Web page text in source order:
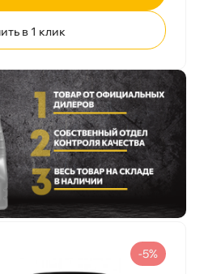
в 1 клик
-5%